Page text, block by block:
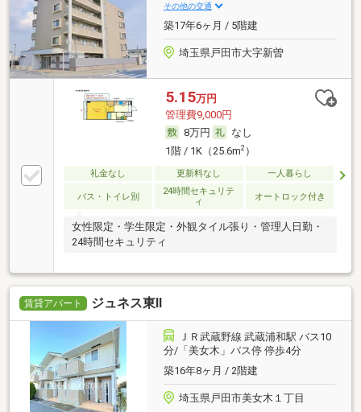
その他の交通
築17年6ヶ月 / 5階建
埼玉県戸田市大字新曽
5.15万円
管理費9,000円
8万円
なし
1階 / 1K（25.6m2）
礼金なし 更新料なし 一人暮らし
バス・トイレ別
24時間セキュリテ
ィ
オートロック付き
女性限定・学生限定・外観タイル張り・管理人日勤・
24時間セキュリティ
賃貸アパート ジュネス東Ⅱ
ＪＲ武蔵野線 武蔵浦和駅 バス10
分/「美女木」バス停 停歩4分
築16年8ヶ月 / 2階建
埼玉県戸田市美女木１丁目